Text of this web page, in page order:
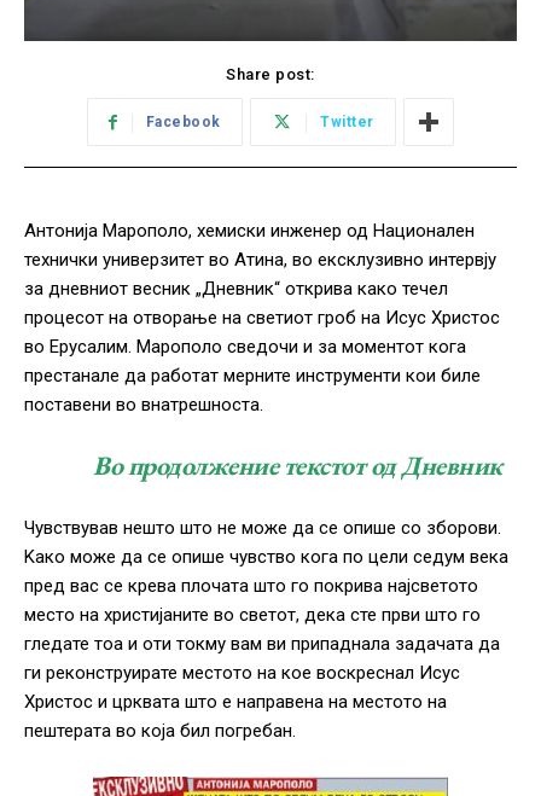
Share post:
Facebook Twitter
Антонија Марополо, хемиски инженер од Национален
технички универзитет во Атина, во ексклузивно интервју
за дневниот весник „Дневник“ открива како течел
процесот на отворање на светиот гроб на Исус Христос
во Ерусалим. Марополо сведочи и за моментот кога
престанале да работат мерните инструменти кои биле
поставени во внатрешноста.
Во продолжение текстот од Дневник
Чувствував нешто што не може да се опише со зборови.
Kако може да се опише чувство кога по цели седум века
пред вас се крева плочата што го покрива најсветото
место на христијаните во светот, дека сте први што го
гледате тоа и оти токму вам ви припаднала задачата да
ги реконструирате местото на кое воскреснал Исус
Христос и црквата што е направена на местото на
пештерата во која бил погребан.